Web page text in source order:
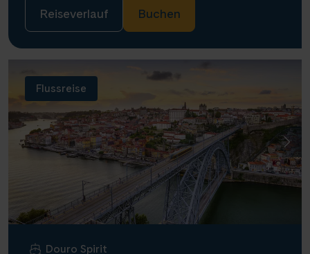
Reiseverlauf
Buchen
Flussreise
Douro Spirit